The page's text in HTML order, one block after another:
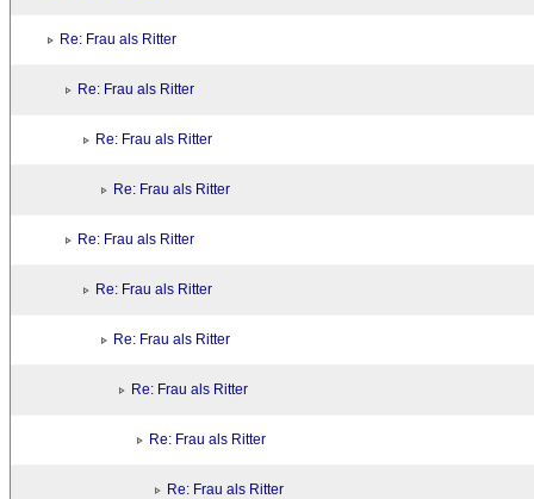
Re: Frau als Ritter
Re: Frau als Ritter
Re: Frau als Ritter
Re: Frau als Ritter
Re: Frau als Ritter
Re: Frau als Ritter
Re: Frau als Ritter
Re: Frau als Ritter
Re: Frau als Ritter
Re: Frau als Ritter